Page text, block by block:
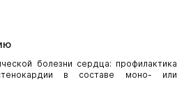
болезни сердца: профилактика
в составе моно- или